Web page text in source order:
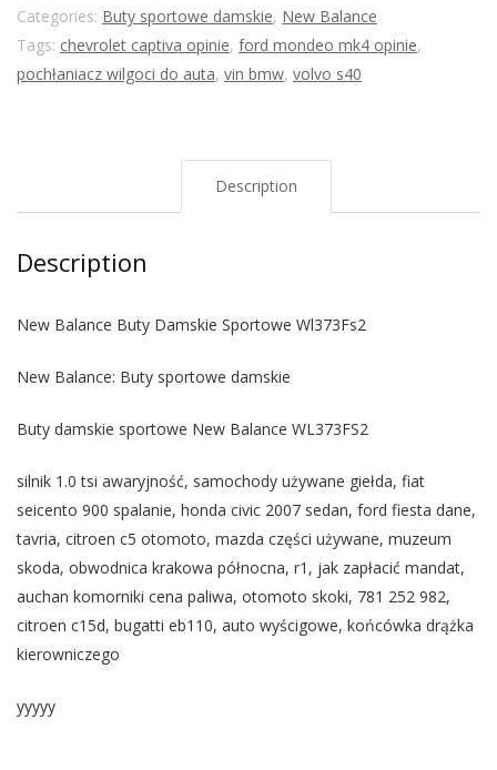
Categories: Buty sportowe damskie, New Balance
Tags: chevrolet captiva opinie, ford mondeo mk4 opinie,
pochłaniacz wilgoci do auta, vin bmw, volvo s40
Description
Description
New Balance Buty Damskie Sportowe Wl373Fs2
New Balance: Buty sportowe damskie
Buty damskie sportowe New Balance WL373FS2
silnik 1.0 tsi awaryjność, samochody używane giełda, fiat
seicento 900 spalanie, honda civic 2007 sedan, ford fiesta dane,
tavria, citroen c5 otomoto, mazda części używane, muzeum
skoda, obwodnica krakowa północna, r1, jak zapłacić mandat,
auchan komorniki cena paliwa, otomoto skoki, 781 252 982,
citroen c15d, bugatti eb110, auto wyścigowe, końcówka drążka
kierowniczego
yyyyy